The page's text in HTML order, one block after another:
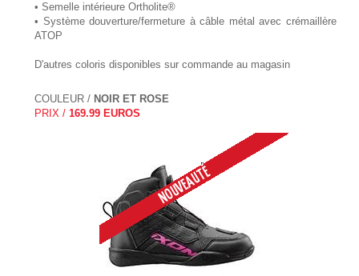
• Semelle intérieure Ortholite®
• Système douverture/fermeture à câble métal avec crémaillère
ATOP
D'autres coloris disponibles sur commande au magasin
COULEUR / NOIR ET ROSE
PRIX / 169.99 EUROS